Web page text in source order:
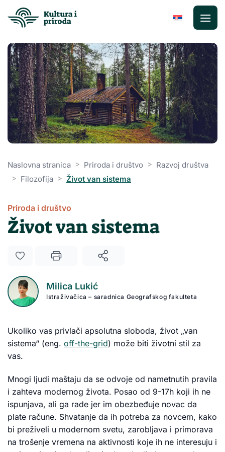
Preskoči
na
Naslovna stranica > Priroda i društvo > Razvoj društva
> Filozofija > Život van sistema
Priroda i društvo
Život van sistema
Milica Lukić
Istraživačica – saradnica Geografskog fakulteta
Ukoliko vas privlači apsolutna sloboda, život „van
sistema“ (eng. off-the-grid) može biti životni stil za
vas.
Mnogi ljudi maštaju da se odvoje od nametnutih pravila
i zahteva modernog života. Posao od 9-17h koji ih ne
ispunjava, ali ga rade jer im obezbeđuje novac da
plate račune. Shvatanje da ih potreba za novcem, kako
bi preživeli u modernom svetu, zarobljava i primorava
na trošenje vremena na aktivnosti koje ih ne interesuju i